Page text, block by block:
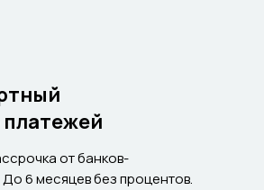
от банков-
6 месяцев без процентов.